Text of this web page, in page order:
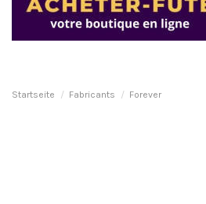
Startseite Fabricants Forever